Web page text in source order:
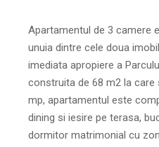
Apartamentul de 3 camere
unuia dintre cele doua
imediata apropiere a
construita de 68 m2 la care
mp, apartamentul este
dining si iesire pe terasa,
dormitor matrimonial cu